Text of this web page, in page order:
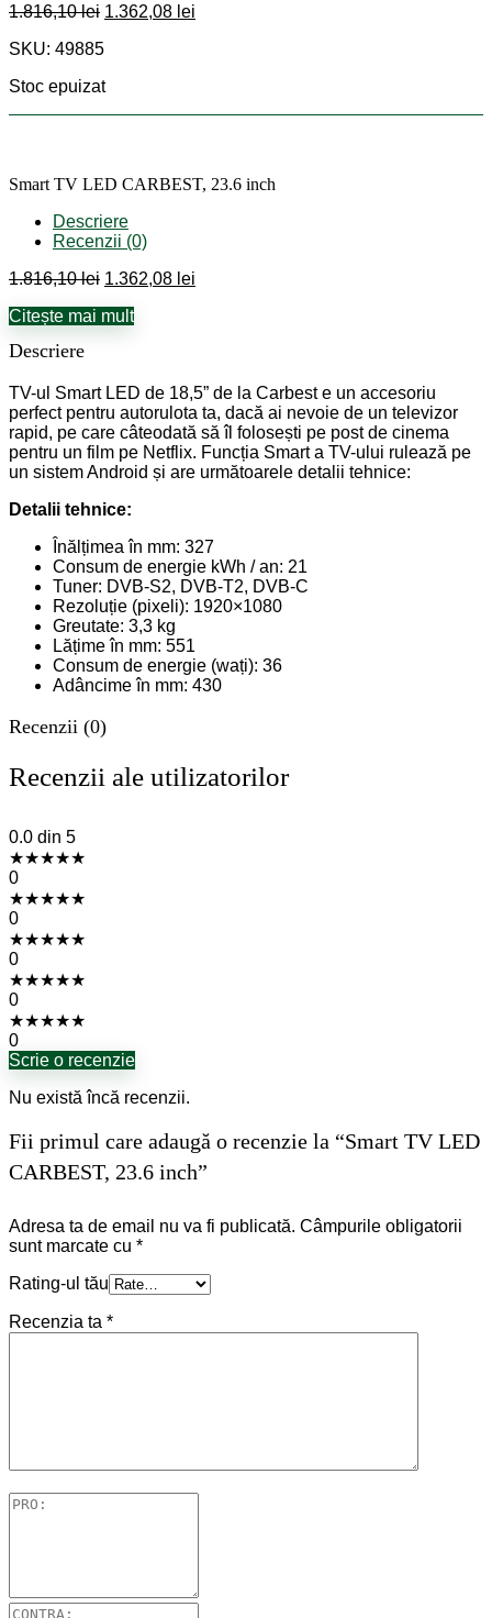
1.816,10lei Prețul
a
1.816,10 lei.
1.362,08 lei
SKU: 49885
Stoc epuizat
Smart TV LED CARBEST, 23.6 inch
Descriere
Recenzii (0)
1.816,10lei Prețul
a
1.362,08 lei
Citește mai mult
Descriere
TV-ul Smart LED de 18,5” de la Carbest e un accesoriu
perfect pentru autorulota ta, dacă ai nevoie de un televizor
rapid, pe care câteodată să îl folosești pe post de cinema
pentru un film pe Netflix. Funcția Smart a TV-ului rulează pe
un sistem Android și are următoarele detalii tehnice:
Detalii tehnice:
Înălțimea în mm: 327
Consum de energie kWh / an: 21
Tuner: DVB-S2, DVB-T2, DVB-C
Rezoluție (pixeli): 1920×1080
Greutate: 3,3 kg
Lățime în mm: 551
Consum de energie (wați): 36
Adâncime în mm: 430
Recenzii (0)
Recenzii ale utilizatorilor
0.0 din 5
★★★★★
0
★★★★★
0
★★★★★
0
★★★★★
0
★★★★★
0
Scrie o recenzie
Nu există încă recenzii.
Fii primul care adaugă o recenzie la “Smart TV LED
CARBEST, 23.6 inch”
Adresa ta de email nu va fi publicată. Câmpurile obligatorii
sunt marcate cu *
Rating-ul tău
Recenzia ta *